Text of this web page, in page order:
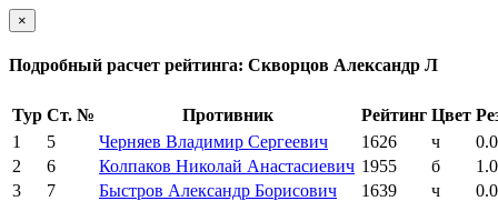
×
Подробный расчет рейтинга: Скворцов Александр Л
Тур Ст. № Противник Рейтинг Цвет
1
5 Черняев Владимир Сергеевич 1626 ч
0.0
2
6 Колпаков Николай Анастасиевич 1955 б
1.0
3
7 Быстров Александр Борисович 1639 ч
0.0